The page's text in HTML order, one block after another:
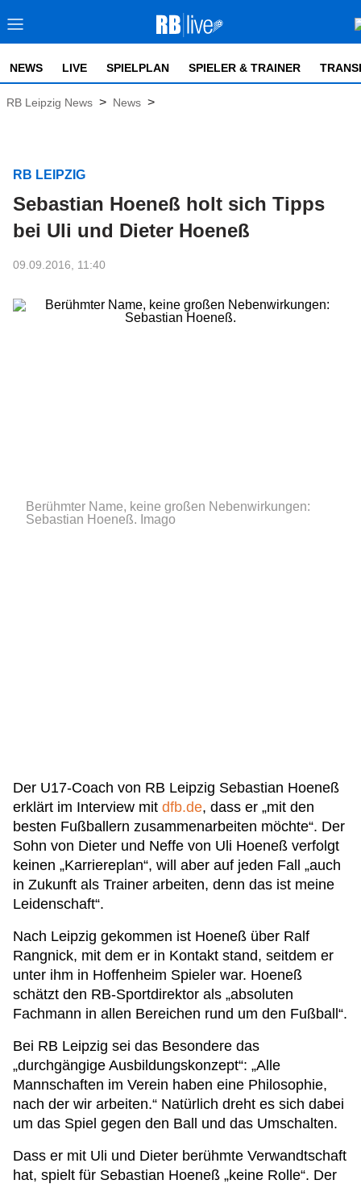
NEWS LIVE SPIELPLAN SPIELER & TRAINER
RB Leipzig News > News >
RB LEIPZIG
Sebastian Hoeneß holt sich Tipps
bei Uli und Dieter Hoeneß
09.09.2016, 11:40
Berühmter Name, keine großen Nebenwirkungen:
Sebastian Hoeneß. Imago
Der U17-Coach von RB Leipzig Sebastian Hoeneß
erklärt im Interview mit dfb.de, dass er „mit den
besten Fußballern zusammenarbeiten möchte“. Der
Sohn von Dieter und Neffe von Uli Hoeneß verfolgt
keinen „Karriereplan“, will aber auf jeden Fall „auch
in Zukunft als Trainer arbeiten, denn das ist meine
Leidenschaft“.
Nach Leipzig gekommen ist Hoeneß über Ralf
Rangnick, mit dem er in Kontakt stand, seitdem er
unter ihm in Hoffenheim Spieler war. Hoeneß
schätzt den RB-Sportdirektor als „absoluten
Fachmann in allen Bereichen rund um den Fußball“.
Bei RB Leipzig sei das Besondere das
„durchgängige Ausbildungskonzept“: „Alle
Mannschaften im Verein haben eine Philosophie,
nach der wir arbeiten.“ Natürlich dreht es sich dabei
um das Spiel gegen den Ball und das Umschalten.
Dass er mit Uli und Dieter berühmte Verwandtschaft
hat, spielt für Sebastian Hoeneß „keine Rolle“. Der